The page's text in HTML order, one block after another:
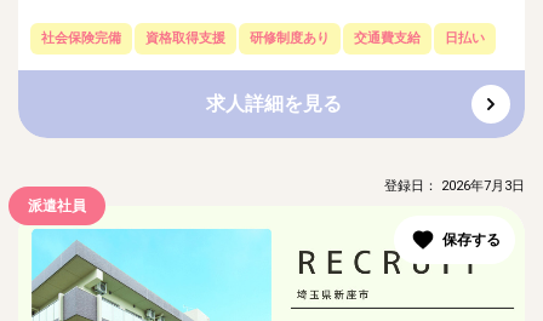
社会保険完備 資格取得支援 研修制度あり 交通費支給 日払い
求人詳細を見る
派遣社員
登録日： 2026年7月3日